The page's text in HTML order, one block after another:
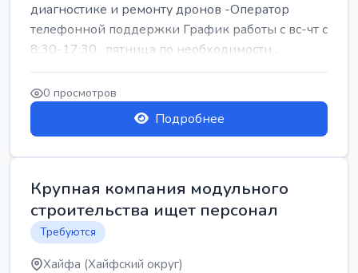
диагностике и ремонту дронов -Оператор
телефонной поддержки График работы с вс-чт с
8:30-17:30 , пятница по необходимости...
0 просмотров
Подробнее
Крупная компания модульного
строительства ищет персонал
Требуются
Хайфа (Хайфский округ)